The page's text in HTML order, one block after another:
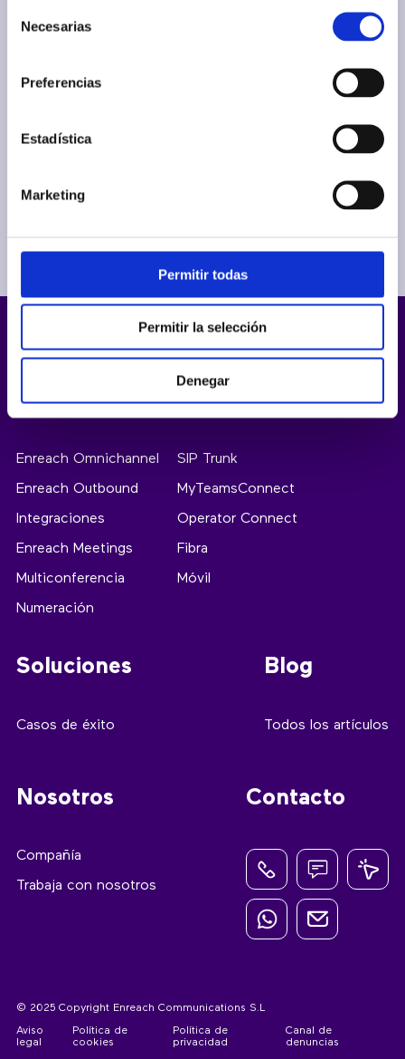
Necesarias
Preferencias
Estadística
Marketing
Permitir todas
Permitir la selección
Denegar
Productos
Enreach Omnichannel
Enreach Outbound
Integraciones
Enreach Meetings
Multiconferencia
Numeración
SIP Trunk
MyTeamsConnect
Operator Connect
Fibra
Móvil
Soluciones
Casos de éxito
Blog
Todos los artículos
Nosotros
Compañía
Trabaja con nosotros
Contacto
© 2025 Copyright Enreach Communications S.L
Aviso
legal
Política de
cookies
Política de
privacidad
Canal de
denuncias